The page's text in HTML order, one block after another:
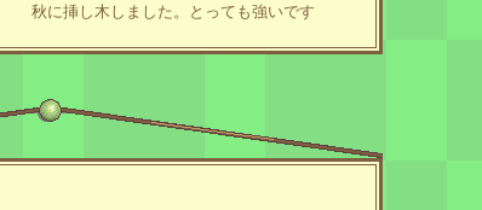
秋に挿し木しました。とっても強いです